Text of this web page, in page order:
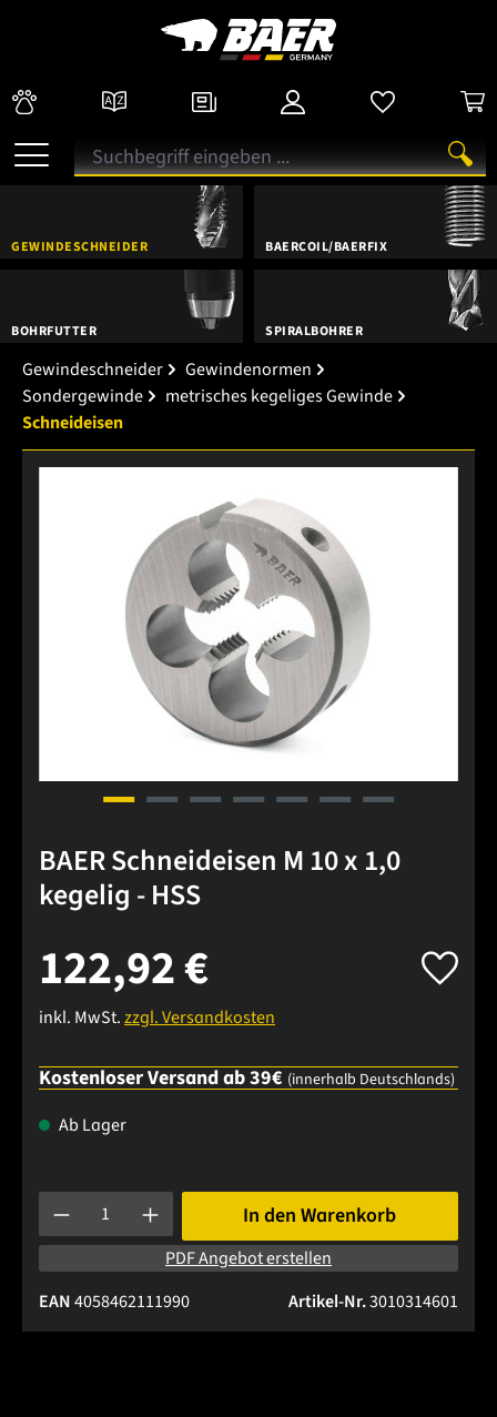
GEWINDESCHNEIDER BAERCOIL/BAERFIX
BOHRFUTTER SPIRALBOHRER
Gewindeschneider
Gewindenormen
Sondergewinde
metrisches kegeliges Gewinde
Schneideisen
BAER Schneideisen M 10 x 1,0
kegelig - HSS
122,92 €
inkl. MwSt.zzgl. Versandkosten
Kostenloser Versand ab 39€ (innerhalb Deutschlands)
Ab Lager
Produkt Anzahl: Gib den gewünschten Wert ein oder
In den Warenkorb
PDF Angebot erstellen
Artikel-Nr.3010314601
EAN4058462111990